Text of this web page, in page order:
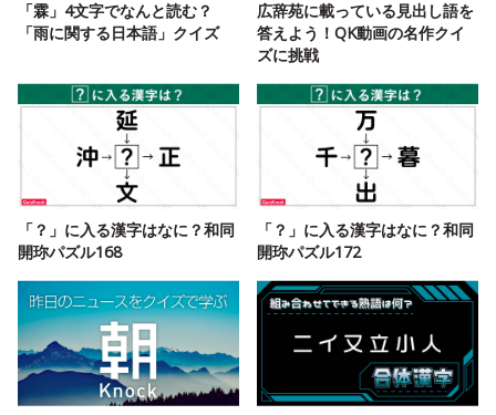
「霖」4文字でなんと読む？
「雨に関する日本語」クイズ
広辞苑に載っている見出し語を
答えよう！QK動画の名作クイ
ズに挑戦
「？」に入る漢字はなに？和同
開珎パズル168
「？」に入る漢字はなに？和同
開珎パズル172